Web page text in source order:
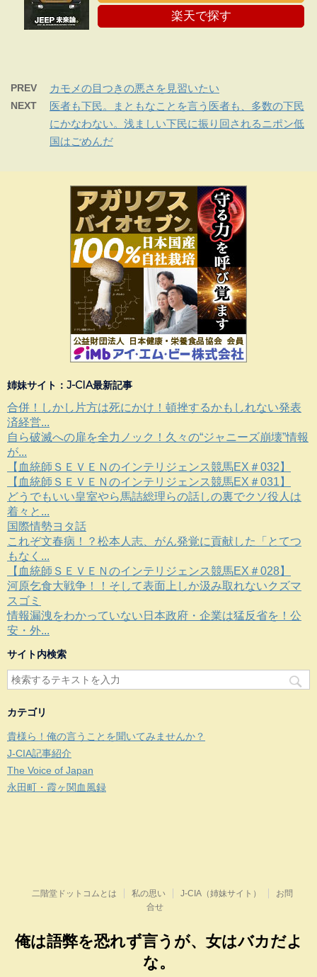
楽天で探す
PREV カモメの目つきの悪さを見習いたい
NEXT
医者も下民。まともなことを言う医者も、多数の下民
にかなわない。浅ましい下民に振り回されるニポン低
国はごめんだ
姉妹サイト：J-CIA最新記事
合併！しかし片方は死にかけ！頓挫するかもしれない発表
済経営...
自ら破滅への扉を全力ノック！久々の“ジャニーズ崩壊”情報
が...
【血統師ＳＥＶＥＮのインテリジェンス競馬EX＃032】
【血統師ＳＥＶＥＮのインテリジェンス競馬EX＃031】
どうでもいい皇室やら馬詰総理らの話しの裏でクソ役人は
着々と...
国際情勢ヨタ話
これぞ文春病！？松本人志、がん発覚に貢献した「とてつ
もなく...
【血統師ＳＥＶＥＮのインテリジェンス競馬EX＃028】
河原乞食大戦争！！そして表面上しか汲み取れないクズマ
スゴミ
情報漏洩をわかっていない日本政府・企業は猛反省を！公
安・外...
サイト内検索
カテゴリ
貴様ら！俺の言うことを聞いてみませんか？
J-CIA記事紹介
The Voice of Japan
永田町・霞ヶ関血風録
二階堂ドットコムとは 私の思い J-CIA（姉妹サイト）
お問
合せ
俺は語弊を恐れず言うが、女はバカだよ
な。